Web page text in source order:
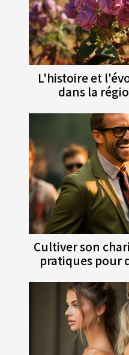
L'histoire et
dans la
Cultiver son
pratiques pour